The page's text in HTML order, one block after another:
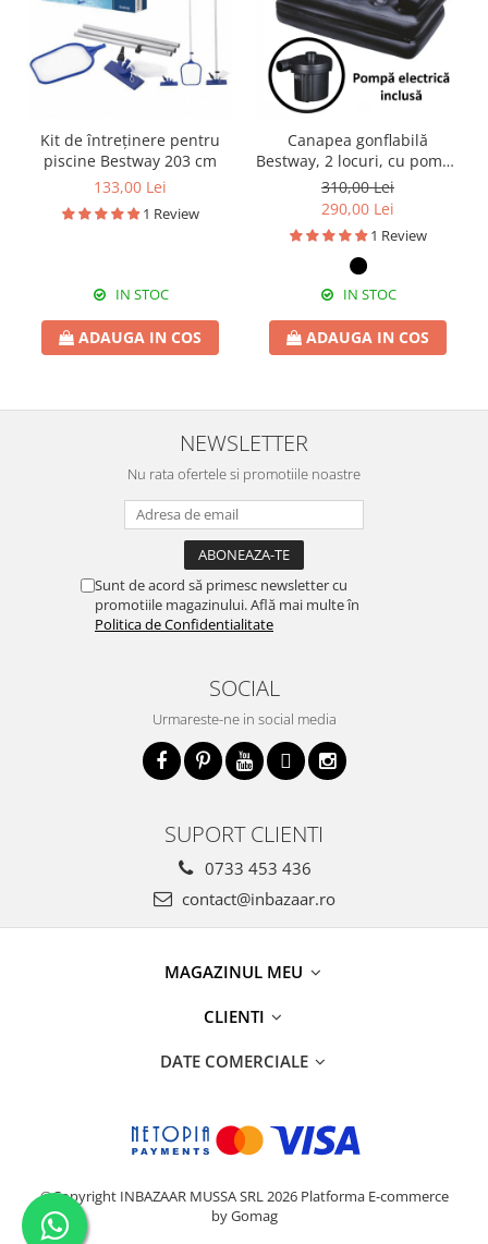
Kit de întreținere pentru
piscine Bestway 203 cm
133,00 Lei
1 Review
IN STOC
ADAUGA IN COS
Canapea gonflabilă
Bestway, 2 locuri, cu pompă
inclusă 186 x 145 x 64 cm
310,00 Lei
290,00 Lei
1 Review
IN STOC
ADAUGA IN COS
NEWSLETTER
Nu rata ofertele si promotiile noastre
Sunt de acord să primesc newsletter cu
promotiile magazinului. Află mai multe în
Politica de Confidentialitate
SOCIAL
Urmareste-ne in social media
SUPORT CLIENTI
0733 453 436
contact@inbazaar.ro
MAGAZINUL MEU
CLIENTI
DATE COMERCIALE
©Copyright INBAZAAR MUSSA SRL 2026 Platforma E-commerce
by Gomag